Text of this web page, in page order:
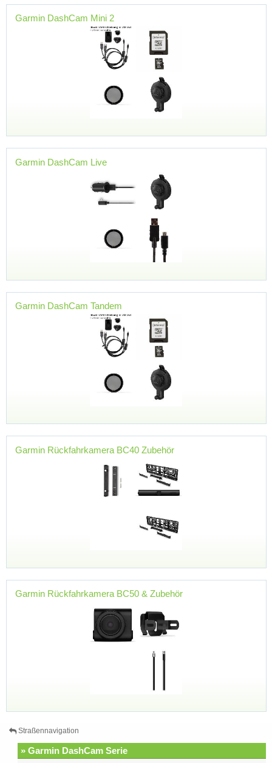
Garmin DashCam Mini 2
Garmin DashCam Live
Garmin DashCam Tandem
Garmin Rückfahrkamera BC40 Zubehör
Garmin Rückfahrkamera BC50 & Zubehör
Straßennavigation
» Garmin DashCam Serie